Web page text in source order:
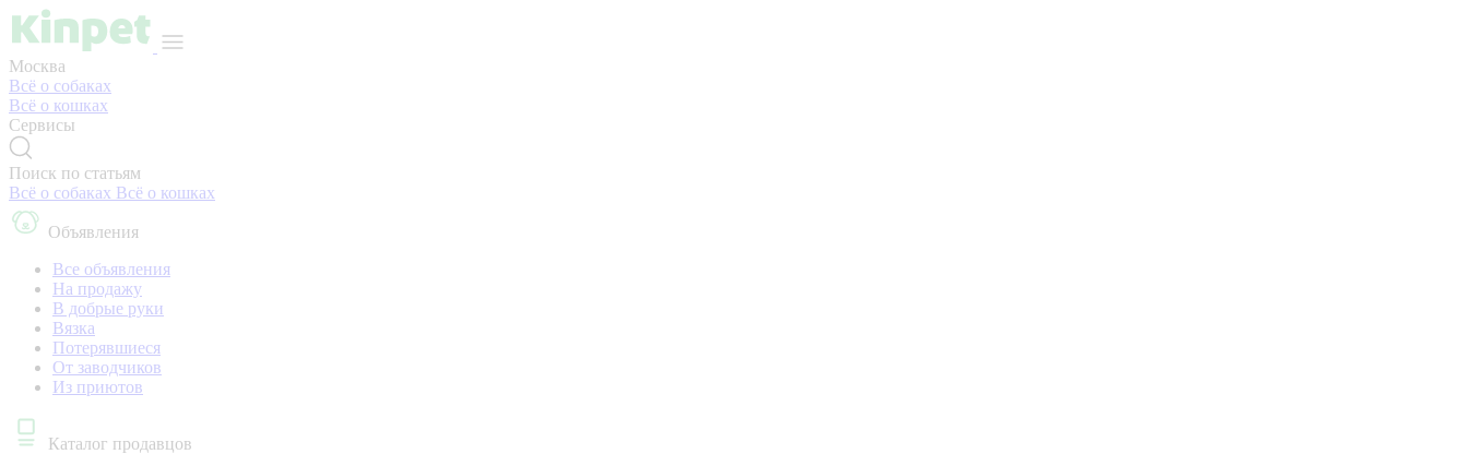
Москва
Всё о собаках
Всё о кошках
Сервисы
Поиск по статьям
Всё о собаках Всё о кошках
Объявления
Все объявления
На продажу
В добрые руки
Вязка
Потерявшиеся
От заводчиков
Из приютов
Каталог продавцов